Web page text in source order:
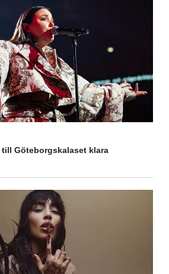
Göteborgskalaset klara